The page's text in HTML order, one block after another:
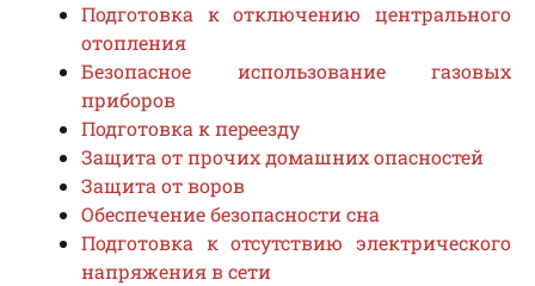
Подготовка к отключению центрального
отопления
Безопасное использование газовых
приборов
Подготовка к пеpеезду
Защита от прочих домашних опасностей
Защита от воров
Обеспечение безопасности сна
Подготовка к отсутствию электрического
напряжения в сети